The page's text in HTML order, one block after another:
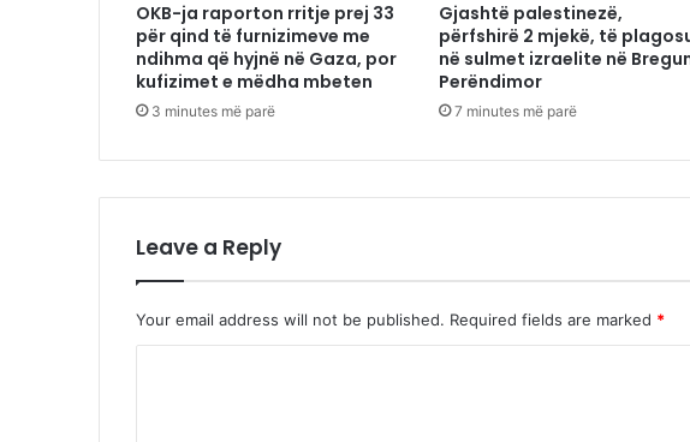
OKB-ja raporton rritje prej 33
për qind të furnizimeve me
ndihma që hyjnë në Gaza, por
kufizimet e mëdha mbeten
3 minutes më parë
Gjashtë palestinezë,
përfshirë 2 mjekë, të
në sulmet izraelite në
Perëndimor
7 minutes më parë
Leave a Reply
Your email address will not be published. Required fields are marked *